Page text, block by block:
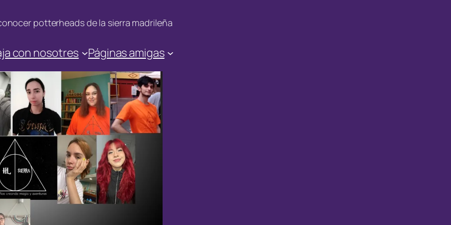
potterheads de la sierra madrileña
con nosotres Páginas amigas